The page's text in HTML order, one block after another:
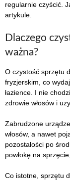
regularnie czyścić.
artykule.
Dlaczego
ważna?
O czystość sprzętu
fryzjerskim, co
łazience. I nie
zdrowie włosów i
Zabrudzone
włosów, a nawet
pozostałości po
powłokę na
Co istotne, sprzętu